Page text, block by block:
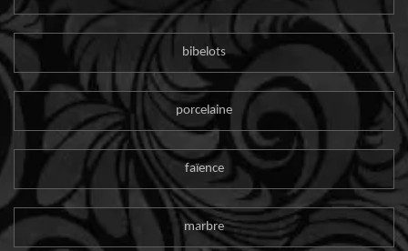
bibelots
porcelaine
faïence
marbre